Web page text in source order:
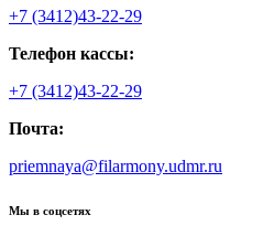
+7 (3412)43-22-29
Телефон кассы:
+7 (3412)43-22-29
Почта:
priemnaya@filarmony.udmr.ru
Мы в соцсетях